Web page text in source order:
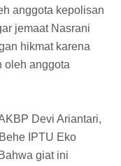
anggota kepolisan
jemaat Nasrani
hikmat karena
oleh anggota
Devi Ariantari,
IPTU Eko
giat ini